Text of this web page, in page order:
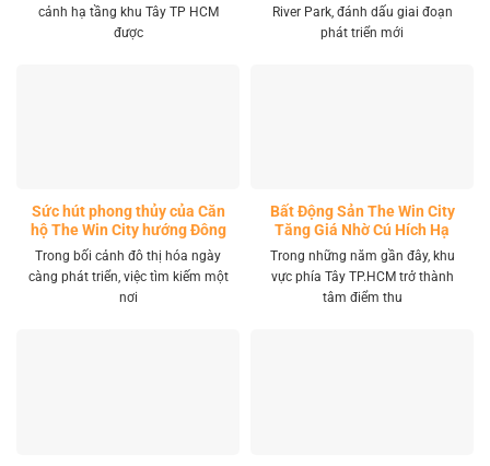
cảnh hạ tầng khu Tây TP HCM
được
River Park, đánh dấu giai đoạn
phát triển mới
Sức hút phong thủy của Căn
hộ The Win City hướng Đông
Nam
Trong bối cảnh đô thị hóa ngày
càng phát triển, việc tìm kiếm một
nơi
Bất Động Sản The Win City
Tăng Giá Nhờ Cú Hích Hạ
Tầng
Trong những năm gần đây, khu
vực phía Tây TP.HCM trở thành
tâm điểm thu